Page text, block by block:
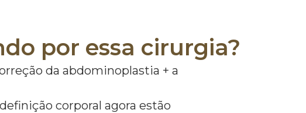
por essa cirurgia?
da abdominoplastia + a
corporal agora estão